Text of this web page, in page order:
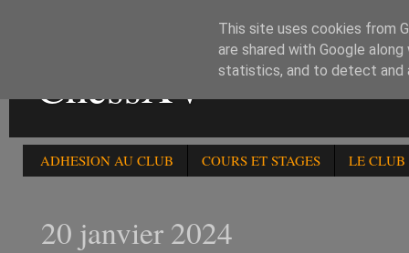
ChessXV
ADHESION AU CLUB COURS ET STAGES LE CLUB
20 janvier 2024
This site uses cookies from
are shared with Google
statistics, and to detect and